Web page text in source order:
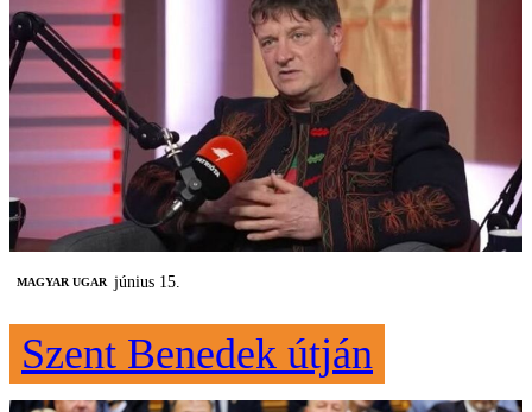
MAGYAR UGAR június 15.
Szent Benedek útján